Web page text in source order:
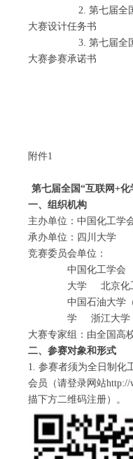
2. 第七届全
大赛设计任务书
3. 第七届全
大赛参赛承诺书
附件1
第七届全国“互联网+化
一、组织机构
主办单位：中国化工学
承办单位：四川大学
竞赛委员会单位：
中国化工学
大学 北京化
中国石油大学
学 浙江大学
大赛专家组：由全国高
二、参赛对象和形式
1. 参赛者须为全日制化
会员（请登录网站http://
描下方二维码注册）。